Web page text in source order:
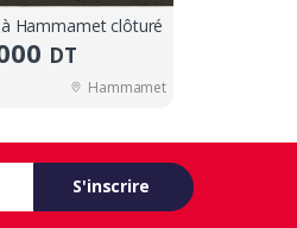
Hammamet clôturé
DT
Hammamet
S'inscrire